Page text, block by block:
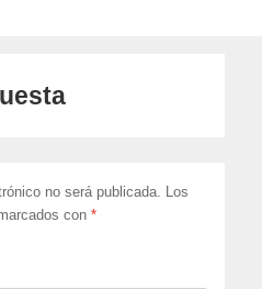
no será publicada. Los
con*